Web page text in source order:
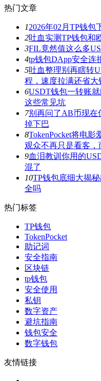
热门文章
12026年02月TP钱包
2吐血实测TP钱包和
3FIL竟然值这么多
4tp钱包DApp安全连
5吐血整理别再瞎转
程，速度拉满还省大
6USDT钱包一转账
这些常见坑
7别再问了AB币现在
掉下巴
8TokenPocket将电
观众不再只是看客，
9血泪教训你用的
混了
10TP钱包底细大揭
全吗
热门标签
TP钱包
TokenPocket
助记词
安全指南
区块链
tp钱包
安全使用
私钥
数字资产
避坑指南
钱包安全
数字钱包
友情链接